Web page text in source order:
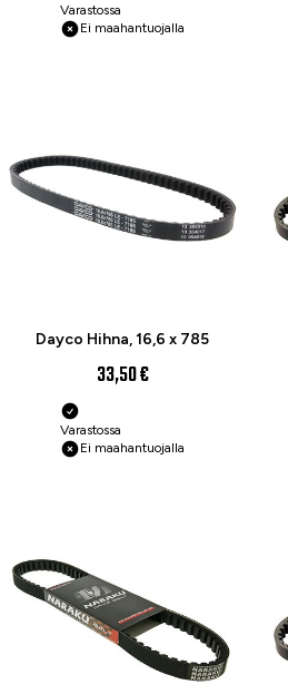
Varastossa
Ei maahantuojalla
Dayco Hihna, 16,6 x 785
33,50 €
Varastossa
Ei maahantuojalla